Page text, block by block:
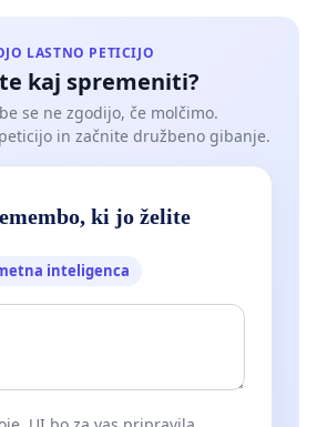
LASTNO PETICIJO
kaj spremeniti?
se ne zgodijo, če molčimo.
in začnite družbeno gibanje.
ki jo želite
inteligenca